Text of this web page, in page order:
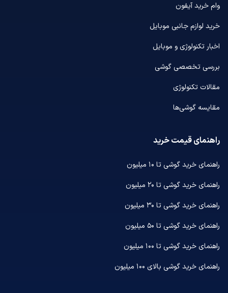
وام خرید آیفون
خرید لوازم جانبی موبایل
اخبار تکنولوژی و موبایل
بررسی تخصصی گوشی
مقالات تکنولوژی
مقایسه گوشی‌ها
راهنمای قیمت خرید
راهنمای خرید گوشی تا ۱۰ میلیون
راهنمای خرید گوشی تا ۲۰ میلیون
راهنمای خرید گوشی تا ۳۰ میلیون
راهنمای خرید گوشی تا ۵۰ میلیون
راهنمای خرید گوشی تا ۱۰۰ میلیون
راهنمای خرید گوشی بالای ۱۰۰ میلیون